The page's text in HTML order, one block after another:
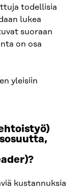
todellisia
lukea
suoraan
on osa
yleisiin
kustannuksia